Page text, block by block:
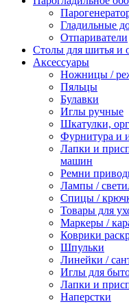
Гладильные
Отпариватели
Столы для шитья и
Аксессуары
Ножницы /
Пяльцы
Булавки
Иглы ручные
Шкатулки,
Фурнитура и
Лапки и
машин
Ремни
Лампы /
Спицы /
Товары для
Маркеры /
Коврики
Шпульки
Линейки /
Иглы для
Лапки и
Наперстки